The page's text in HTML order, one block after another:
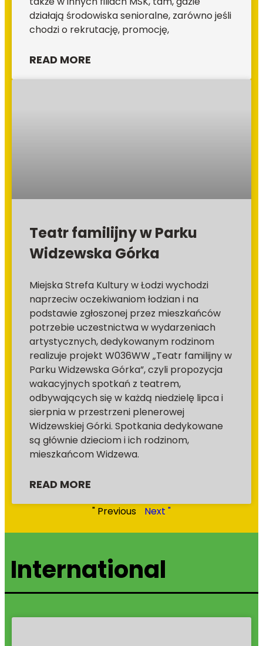
działają środowiska senioralne, zarówno jeśli
chodzi o rekrutację, promocję,
READ MORE
Teatr familijny w Parku
Widzewska Górka
Miejska Strefa Kultury w Łodzi wychodzi
naprzeciw oczekiwaniom łodzian i na
podstawie zgłoszonej przez mieszkańców
potrzebie uczestnictwa w wydarzeniach
artystycznych, dedykowanym rodzinom
realizuje projekt W036WW „Teatr familijny w
Parku Widzewska Górka”, czyli propozycja
wakacyjnych spotkań z teatrem,
odbywających się w każdą niedzielę lipca i
sierpnia w przestrzeni plenerowej
Widzewskiej Górki. Spotkania dedykowane
są głównie dzieciom i ich rodzinom,
mieszkańcom Widzewa.
READ MORE
" Previous Next "
International